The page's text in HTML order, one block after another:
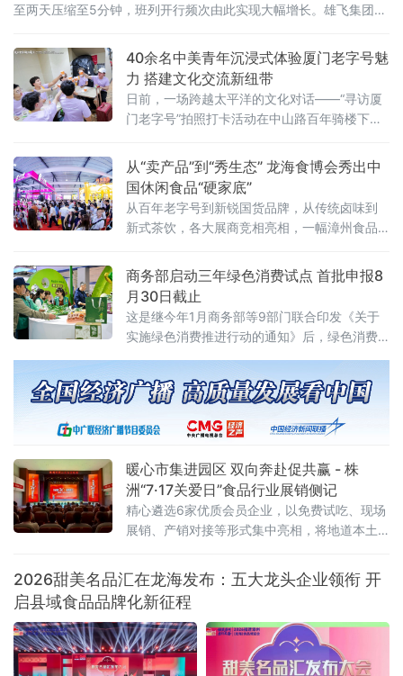
至两天压缩至5分钟，班列开行频次由此实现大幅增长。雄飞集团是
40余名中美青年沉浸式体验厦门老字号魅
力 搭建文化交流新纽带
日前，一场跨越太平洋的文化对话——“寻访厦
门老字号”拍照打卡活动在中山路百年骑楼下展
国“青年大使”鹭岛行系列活动之一，本次活动在
厦门市外办和厦门市商务局指导下，由外图
（厦门）文化传播有限公司和厦门老字号协会
共同承办。
从“卖产品”到“秀生态” 龙海食博会秀出中
国休闲食品“硬家底”
从百年老字号到新锐国货品牌，从传统卤味到
新式茶饮，各大展商竞相亮相，一幅漳州食品
经济新闻联播深入展会一线，记录这场食品盛
宴的精彩瞬间
商务部启动三年绿色消费试点 首批申报8
月30日截止
这是继今年1月商务部等9部门联合印发《关于
实施绿色消费推进行动的通知》后，绿色消费
顶层设计迈入地方实践阶段。试点聚焦七大任
务 探索“四类创新”通知明确，试点工作坚持问
题导向、目标导向、效果导向，聚焦绿色消费
重点领域和关
暖心市集进园区 双向奔赴促共赢 - 株
洲“7·17关爱日”食品行业展销侧记
精心遴选6家优质会员企业，以免费试吃、现场
展销、产销对接等形式集中亮相，将地道本土
品鉴选购，活动收获广泛好评与多项合作意
向。本次活动由当地总工会悉心指导，总工会
基层工作部
2026甜美名品汇在龙海发布：五大龙头企业领衔 开
启县域食品品牌化新征程